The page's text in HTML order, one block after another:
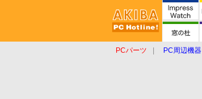
PCパーツ PC周辺機器